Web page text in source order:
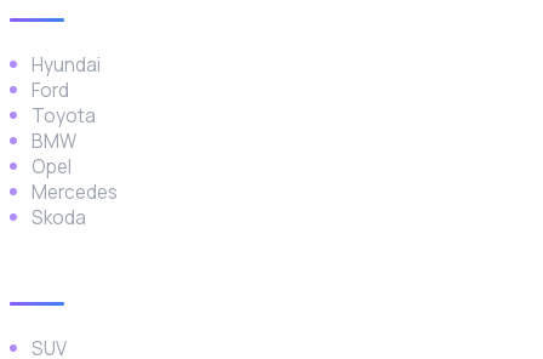
Hyundai
Ford
Toyota
BMW
Opel
Mercedes
Skoda
SUV